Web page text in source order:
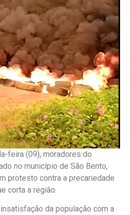
feira (09), moradores do
no município de São Bento,
protesto contra a precariedade
corta a região.
da população com a